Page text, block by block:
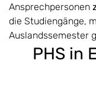
Ansprechpersonen
die Studiengänge,
Auslandssemester
PHS in